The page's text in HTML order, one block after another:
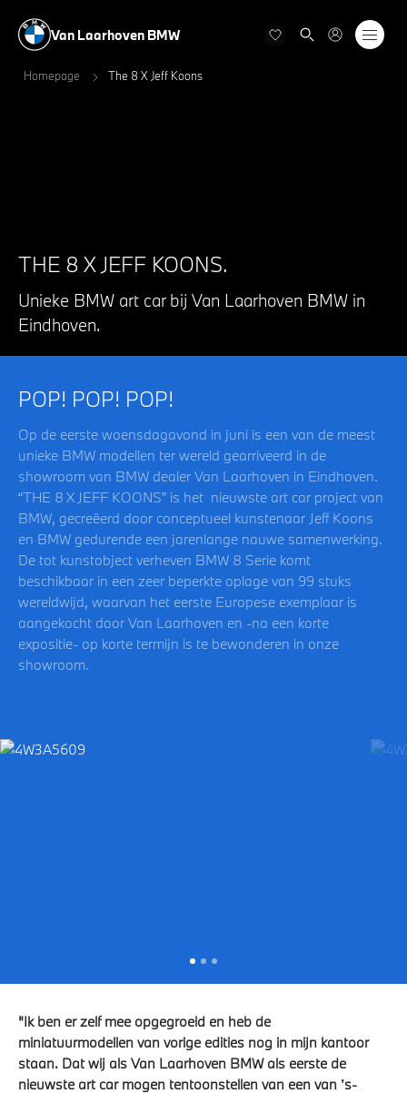
Van Laarhoven BMW
Homepage The 8 X Jeff Koons
THE 8 X JEFF KOONS.
Unieke BMW art car bij Van Laarhoven BMW in
Eindhoven.
POP! POP! POP!
Op de eerste woensdagavond in juni is een van de meest
unieke BMW modellen ter wereld gearriveerd in de
showroom van BMW dealer Van Laarhoven in Eindhoven.
“THE 8 X JEFF KOONS” is het nieuwste art car project van
BMW, gecreëerd door conceptueel kunstenaar Jeff Koons
en BMW gedurende een jarenlange nauwe samenwerking.
De tot kunstobject verheven BMW 8 Serie komt
beschikbaar in een zeer beperkte oplage van 99 stuks
wereldwijd, waarvan het eerste Europese exemplaar is
aangekocht door Van Laarhoven en -na een korte
expositie- op korte termijn is te bewonderen in onze
showroom.
"Ik ben er zelf mee opgegroeid en heb de
miniatuurmodellen van vorige edities nog in mijn kantoor
staan. Dat wij als Van Laarhoven BMW als eerste de
nieuwste art car mogen tentoonstellen van een van ’s-